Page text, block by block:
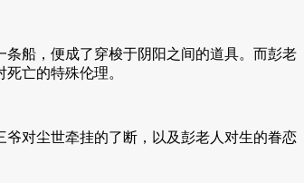
船，便成了穿梭于阴阳之间的道具。而彭老
亡的特殊伦理。
对尘世牵挂的了断，以及彭老人对生的眷恋